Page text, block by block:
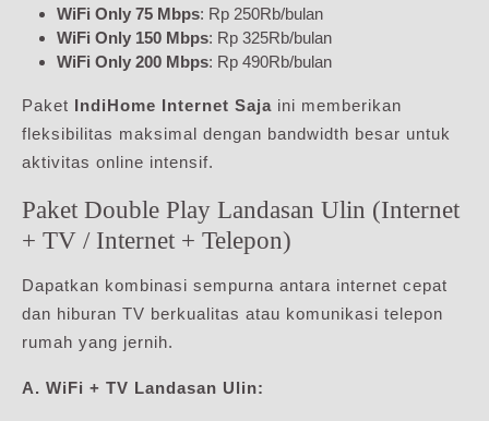
WiFi Only 75 Mbps: Rp 250Rb/bulan
WiFi Only 150 Mbps: Rp 325Rb/bulan
WiFi Only 200 Mbps: Rp 490Rb/bulan
Paket IndiHome Internet Saja ini memberikan
fleksibilitas maksimal dengan bandwidth besar untuk
aktivitas online intensif.
Paket Double Play Landasan Ulin (Internet
+ TV / Internet + Telepon)
Dapatkan kombinasi sempurna antara internet cepat
dan hiburan TV berkualitas atau komunikasi telepon
rumah yang jernih.
A. WiFi + TV Landasan Ulin: